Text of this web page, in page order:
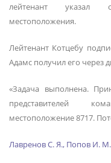
лейтенант указал
местоположения.
Лейтенант Котцебу
Адамс получил его через
«Задача выполнена.
представителей
местоположение 8717.
Лавренов С. Я., Попов И.